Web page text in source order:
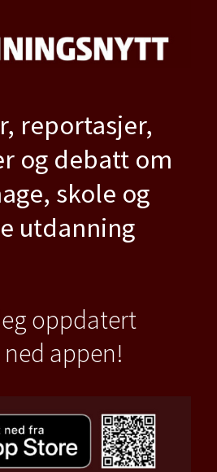
reportasjer,
og debatt om
skole og
utdanning
oppdatert
ned appen!